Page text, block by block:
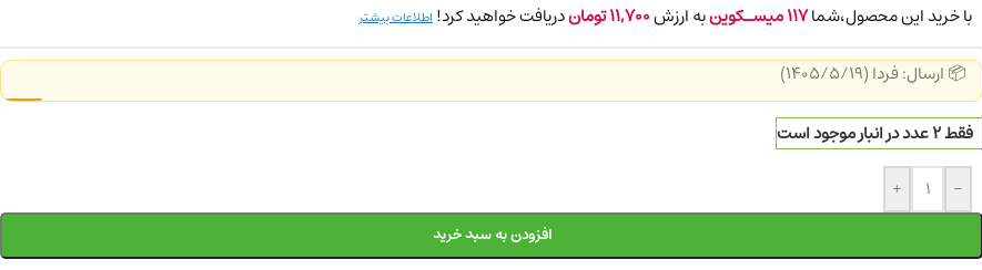
با خرید این محصول،شما117میسـکوینبه ارزش11,700توماندریافت خواهید کرد! اطلاعات بیشتر
📦 ارسال: فردا (1405/5/19)
فقط 2 عدد در انبار موجود است
-
+
افزودن به سبد خرید